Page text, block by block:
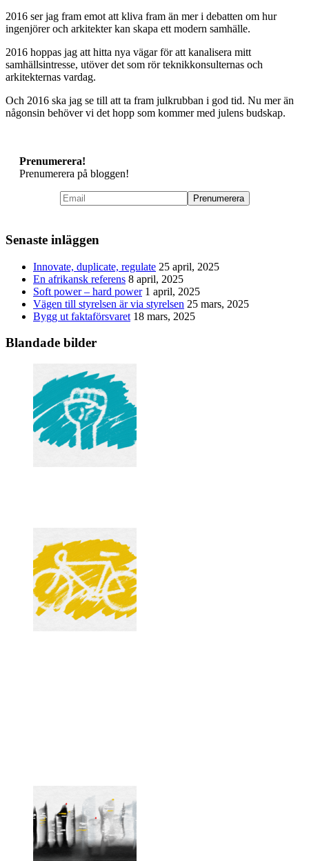
2016 ser jag fram emot att kliva fram än mer i debatten om hur
ingenjörer och arkitekter kan skapa ett modern samhälle.
2016 hoppas jag att hitta nya vägar för att kanalisera mitt
samhällsintresse, utöver det som rör teknikkonsulternas och
arkitekternas vardag.
Och 2016 ska jag se till att ta fram julkrubban i god tid. Nu mer än
någonsin behöver vi det hopp som kommer med julens budskap.
Prenumerera!
Prenumerera på bloggen!
Senaste inläggen
Innovate, duplicate, regulate 25 april, 2025
En afrikansk referens 8 april, 2025
Soft power – hard power 1 april, 2025
Vägen till styrelsen är via styrelsen 25 mars, 2025
Bygg ut faktaförsvaret 18 mars, 2025
Blandade bilder